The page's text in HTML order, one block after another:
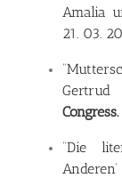
Amalia
21. 03.
Gertrud
Congress.
“Die